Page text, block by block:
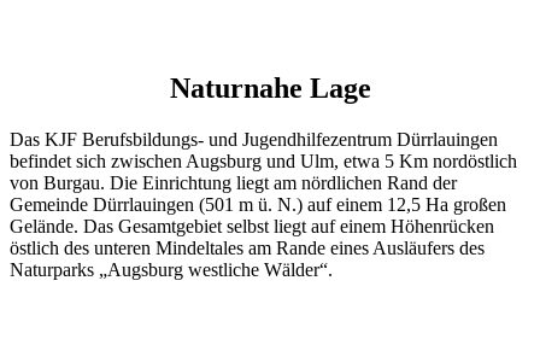
Naturnahe Lage
Das KJF Berufsbildungs- und Jugendhilfezentrum Dürrlauingen
befindet sich zwischen Augsburg und Ulm, etwa 5 Km nordöstlich
von Burgau. Die Einrichtung liegt am nördlichen Rand der
Gemeinde Dürrlauingen (501 m ü. N.) auf einem 12,5 Ha großen
Gelände. Das Gesamtgebiet selbst liegt auf einem Höhenrücken
östlich des unteren Mindeltales am Rande eines Ausläufers des
Naturparks „Augsburg westliche Wälder“.